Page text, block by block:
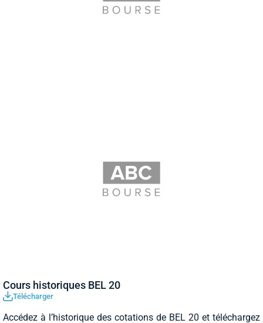
Cours historiques BEL 20
Télécharger
Accédez à l’historique des cotations de BEL 20 et téléchargez